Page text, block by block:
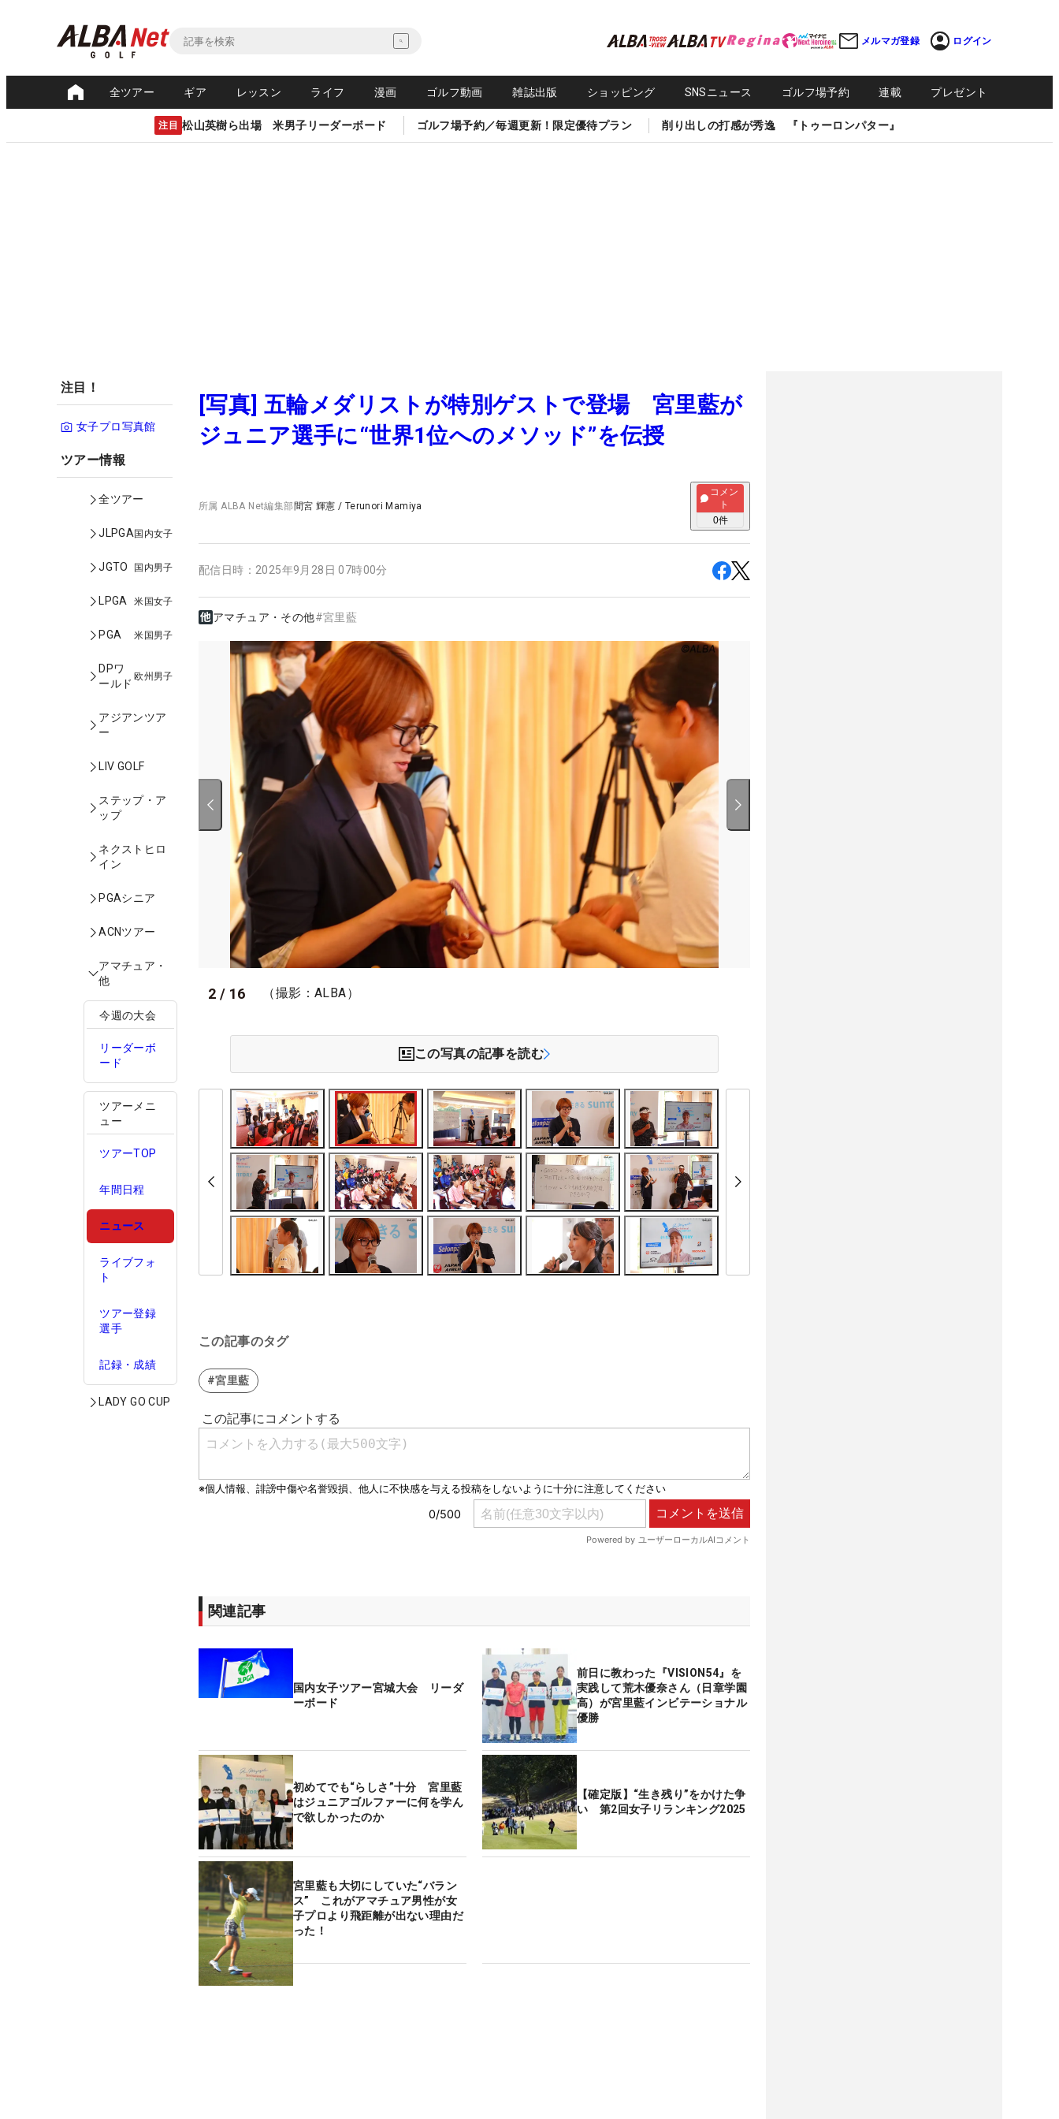
メルマガ登録 ログイン
全ツアー ギア レッスン ライフ 漫画 ゴルフ動画 雑誌出版 ショッピング SNSニュース ゴルフ場予約 連載 プレゼント
注目 松山英樹ら出場 米男子リーダーボード ゴルフ場予約／毎週更新！限定優待プラン 削り出しの打感が秀逸 『トゥーロンパター』
注目！
女子プロ写真館
ツアー情報
全ツアー
JLPGA国内女子
JGTO 国内男子
LPGA 米国女子
PGA 米国男子
DPワ
ールド
欧州男子
アジアンツア
ー
LIV GOLF
ステップ・ア
ップ
ネクストヒロ
イン
PGAシニア
ACNツアー
アマチュア・
他
今週の大会
リーダーボ
ード
ツアーメニ
ュー
ツアーTOP
年間日程
ニュース
ライブフォ
ト
ツアー登録
選手
記録・成績
LADY GO CUP
[写真] 五輪メダリストが特別ゲストで登場 宮里藍が
ジュニア選手に“世界1位へのメソッド”を伝授
所属ALBA Net編集部間宮 輝憲 / Terunori Mamiya
コメン
ト
0件
配信日時： 2025年9月28日 07時00分
アマチュア・その他#宮里藍
2 / 16 （撮影：ALBA）
この写真の記事を読む
この記事のタグ
#宮里藍
関連記事
国内女子ツアー宮城大会 リーダ
ーボード
前日に教わった『VISION54』を
実践して荒木優奈さん（日章学園
高）が宮里藍インビテーショナル
優勝
初めてでも“らしさ”十分 宮里藍
はジュニアゴルファーに何を学ん
で欲しかったのか
【確定版】“生き残り”をかけた争
い 第2回女子リランキング2025
宮里藍も大切にしていた“バラン
ス” これがアマチュア男性が女
子プロより飛距離が出ない理由だ
った！